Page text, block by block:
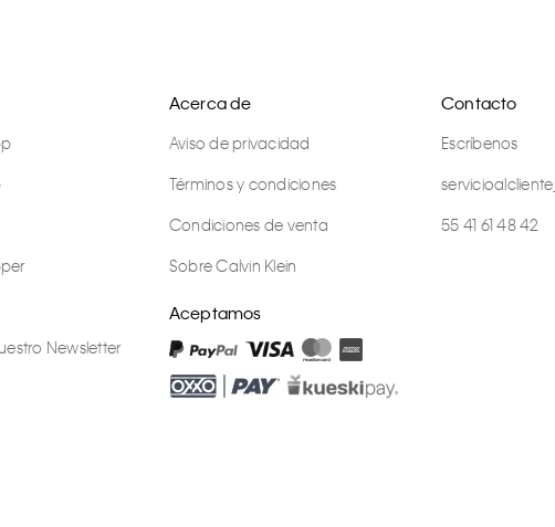
Newsletter
Acerca de
Aviso de privacidad
Términos y condiciones
Condiciones de venta
Sobre Calvin Klein
Aceptamos
Contacto
Escríbenos
55 41 61 48 42